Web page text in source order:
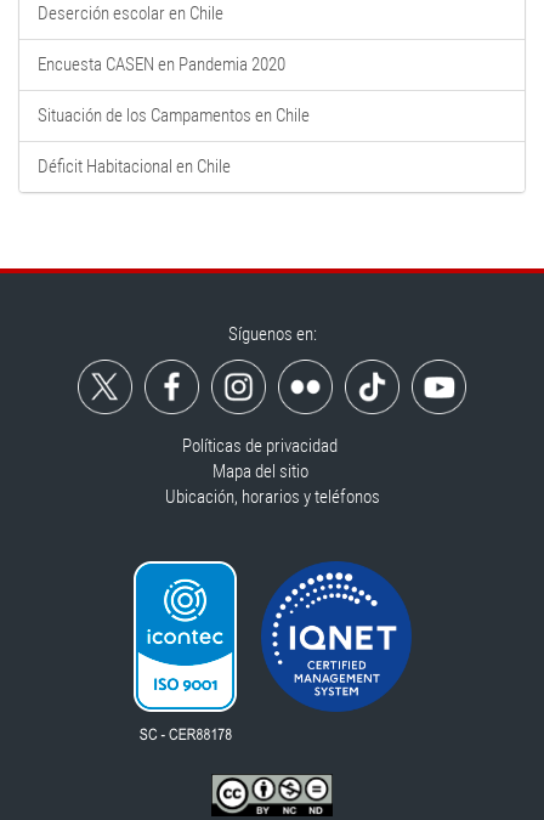
Deserción escolar en Chile
Encuesta CASEN en Pandemia 2020
Situación de los Campamentos en Chile
Déficit Habitacional en Chile
Síguenos en:
Políticas de privacidad
Mapa del sitio
Ubicación, horarios y teléfonos